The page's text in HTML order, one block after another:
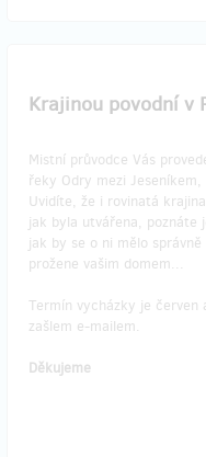
Krajinou povodní v
Mistní průvodce Vás
řeky Odry mezi
Uvidíte, že i rovinatá
jak byla utvářena, poznáte
jak by se o ni mělo
prožene vašim domem...
Termín vycházky je
zašlem e-mailem.
Děkujeme